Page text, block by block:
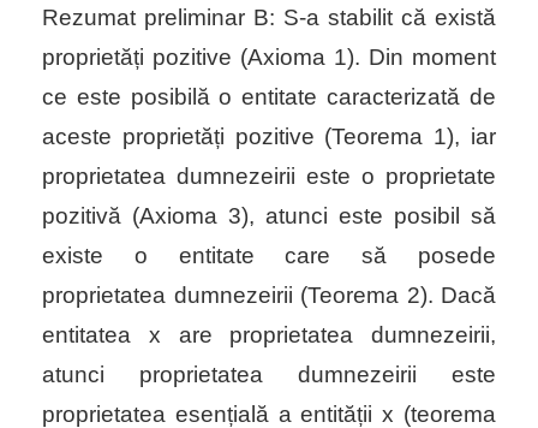
Rezumat preliminar B: S-a stabilit că există
proprietăți pozitive (Axioma 1). Din moment
ce este posibilă o entitate caracterizată de
aceste proprietăți pozitive (Teorema 1), iar
proprietatea dumnezeirii este o proprietate
pozitivă (Axioma 3), atunci este posibil să
existe o entitate care să posede
proprietatea dumnezeirii (Teorema 2). Dacă
entitatea x are proprietatea dumnezeirii,
atunci proprietatea dumnezeirii este
proprietatea esențială a entitățiix (teorema